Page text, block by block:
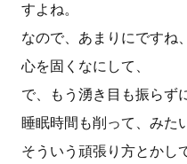
すよね。
なので、あまりにですね、
心を固くなにして、
で、もう湧き目も振らず
睡眠時間も削って、みた
そういう頑張り方とかし